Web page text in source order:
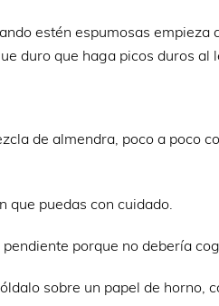
estén espumosas empieza
duro que haga picos duros al
de almendra, poco a poco
que puedas con cuidado.
porque no debería
sobre un papel de horno,